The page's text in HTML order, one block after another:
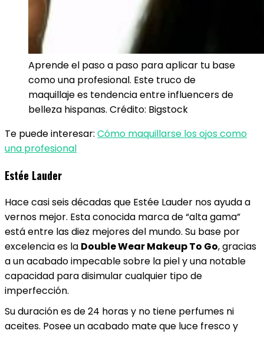
Aprende el paso a paso para aplicar tu base
como una profesional. Este truco de
maquillaje es tendencia entre influencers de
belleza hispanas. Crédito: Bigstock
Te puede interesar: Cómo maquillarse los ojos como
una profesional
Estée Lauder
Hace casi seis décadas que Estée Lauder nos ayuda a
vernos mejor. Esta conocida marca de “alta gama”
está entre las diez mejores del mundo. Su base por
excelencia es la Double Wear Makeup To Go, gracias
a un acabado impecable sobre la piel y una notable
capacidad para disimular cualquier tipo de
imperfección.
Su duración es de 24 horas y no tiene perfumes ni
aceites. Posee un acabado mate que luce fresco y